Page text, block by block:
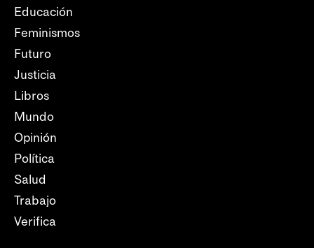
Educación
Feminismos
Futuro
Justicia
Libros
Mundo
Opinión
Política
Salud
Trabajo
Verifica